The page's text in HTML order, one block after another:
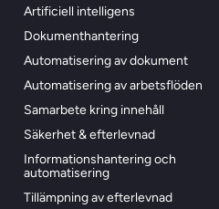
Artificiell intelligens
Dokumenthantering
Automatisering av dokument
Automatisering av arbetsflöden
Samarbete kring innehåll
Säkerhet & efterlevnad
Informationshantering och
automatisering
Tillämpning av efterlevnad